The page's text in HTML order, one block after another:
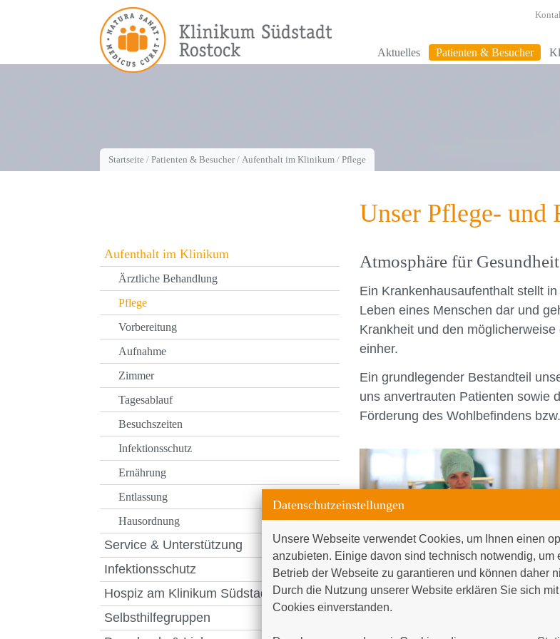
Aktuelles Patienten & Besucher
Startseite / Patienten & Besucher/ Aufenthalt im Klinikum / Pflege
Aufenthalt im Klinikum
Ärztliche Behandlung
Pflege
Vorbereitung
Aufnahme
Zimmer
Tagesablauf
Besuchszeiten
Infektionsschutz
Ernährung
Entlassung
Hausordnung
Service & Unterstützung
Infektionsschutz
Hospiz am Klinikum Südstadt
Selbsthilfegruppen
Unser Pflege- und
Atmosphäre für Gesundheit
Ein Krankenhausaufenthalt stellt
Leben eines Menschen dar und
Krankheit und den
einher.
Ein grundlegender Bestandteil
uns anvertrauten Patienten sowie
Förderung des Wohlbefindens
Datenschutzeinstellungen
Unsere Webseite verwendet Cookies, um Ihnen einen
anzubieten. Einige davon sind technisch notwendig, um
Betrieb der Webseite zu garantieren und können daher
Durch die Nutzung unserer Website erklären Sie sich
Cookies einverstanden.